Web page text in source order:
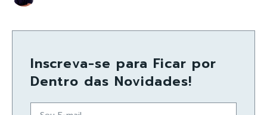
Inscreva-se para Ficar por
Dentro das Novidades!